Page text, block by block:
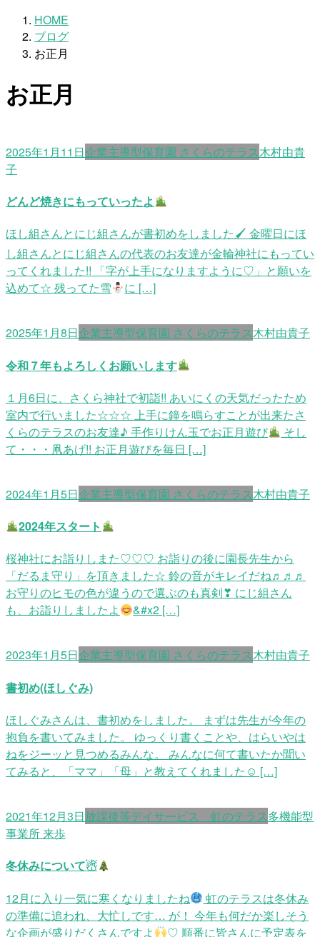
HOME
ブログ
お正月
お正月
2025年1月11日企業主導型保育園 さくらのテラス木村由貴
子
どんど焼きにもっていったよ
ほし組さんとにじ組さんが書初めをしました🖌 金曜日にほ
し組さんとにじ組さんの代表のお友達が金輪神社にもってい
ってくれました!! 「字が上手になりますように♡」と願いを
込めて☆ 残ってた雪
に […]
2025年1月8日企業主導型保育園 さくらのテラス木村由貴子
令和７年もよろしくお願いします
１月6日に、さくら神社で初詣!! あいにくの天気だったため
室内で行いました☆☆☆ 上手に鐘を鳴らすことが出来たさ
くらのテラスのお友達♪ 手作りけん玉でお正月遊び
そし
て・・・凧あげ!! お正月遊びを毎日 […]
2024年1月5日企業主導型保育園 さくらのテラス木村由貴子
2024年スタート
桜神社にお詣りしまた♡♡♡ お詣りの後に園長先生から
「だるま守り」を頂きました☆ 鈴の音がキレイだね♬♬♬
お守りのヒモの色が違うので選ぶのも真剣❣ にじ組さん
も、お詣りしましたよ
&#x2 […]
2023年1月5日企業主導型保育園 さくらのテラス木村由貴子
書初め(ほしぐみ)
ほしぐみさんは、書初めをしました。 まずは先生が今年の
抱負を書いてみました。 ゆっくり書くことや、はらいやは
ねをジーッと見つめるみんな。 みんなに何て書いたか聞い
てみると、「ママ」「母」と教えてくれました☺ […]
2021年12月3日放課後等デイサービス 虹のテラス多機能型
事業所 来歩
冬休みについて☃
12月に入り一気に寒くなりましたね
虹のテラスは冬休み
の準備に追われ、大忙しです… が！ 今年も何だか楽しそう
な企画が盛りだくさんですよ
♡ 順番に皆さんに予定表を